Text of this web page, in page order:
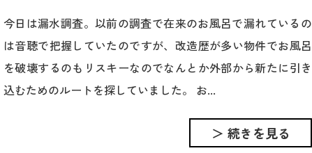
今日は漏水調査。以前の調査で在来のお風呂で漏れているの
は音聴で把握していたのですが、改造歴が多い物件でお風呂
を破壊するのもリスキーなのでなんとか外部から新たに引き
込むためのルートを探していました。 お...
＞ 続きを見る